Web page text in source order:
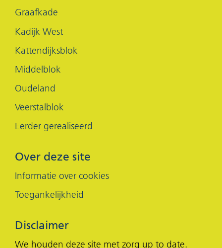
Graafkade
Kadijk West
Kattendijksblok
Middelblok
Oudeland
Veerstalblok
Eerder gerealiseerd
Over deze site
Informatie over cookies
Toegankelijkheid
Disclaimer
We houden deze site met zorg up to date.